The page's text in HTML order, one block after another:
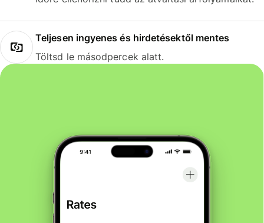
Teljesen ingyenes és hirdetésektől mentes
Töltsd le másodpercek alatt.